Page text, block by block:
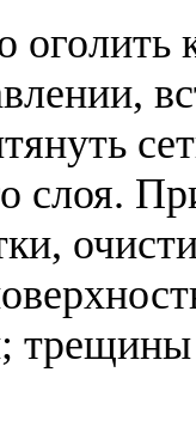
оголить
слоя.